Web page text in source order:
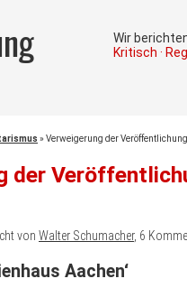
Wir
Kritisch ·
» Verweigerung der
der
von Walter Schumacher, 6
Aachen‘